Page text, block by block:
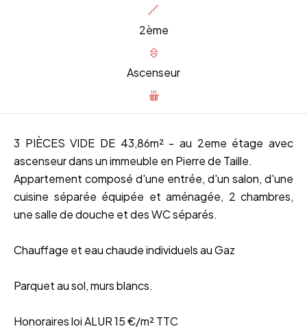
2ème
Ascenseur
3 PIÈCES VIDE DE 43,86m² - au 2eme étage avec
ascenseur dans un immeuble en Pierre de Taille.
Appartement composé d'une entrée, d'un salon, d'une
cuisine séparée équipée et aménagée, 2 chambres,
une salle de douche et des WC séparés.
Chauffage et eau chaude individuels au Gaz
Parquet au sol, murs blancs.
Honoraires loi ALUR 15 €/m² TTC